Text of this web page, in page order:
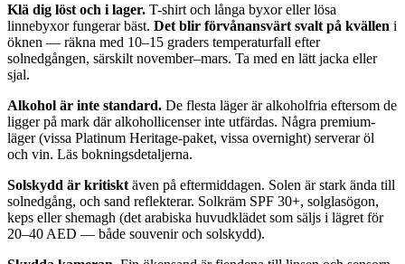
Klä dig löst och i lager. T-shirt och långa byxor eller lösa
linnebyxor fungerar bäst. Det blir förvånansvärt svalt på kvällen i
öknen — räkna med 10–15 graders temperaturfall efter
solnedgången, särskilt november–mars. Ta med en lätt jacka eller
sjal.
Alkohol är inte standard. De flesta läger är alkoholfria eftersom de
ligger på mark där alkohollicenser inte utfärdas. Några premium-
läger (vissa Platinum Heritage-paket, vissa overnight) serverar öl
och vin. Läs bokningsdetaljerna.
Solskydd är kritiskt även på eftermiddagen. Solen är stark ända till
solnedgång, och sand reflekterar. Solkräm SPF 30+, solglasögon,
keps eller shemagh (det arabiska huvudklädet som säljs i lägret för
20–40 AED — både souvenir och solskydd).